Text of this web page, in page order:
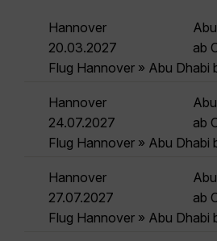
Hannover
20.03.2027
ab
Flug Hannover » Abu Dhabi
Hannover
24.07.2027
ab
Flug Hannover » Abu Dhabi
Hannover
27.07.2027
ab
Flug Hannover » Abu Dhabi